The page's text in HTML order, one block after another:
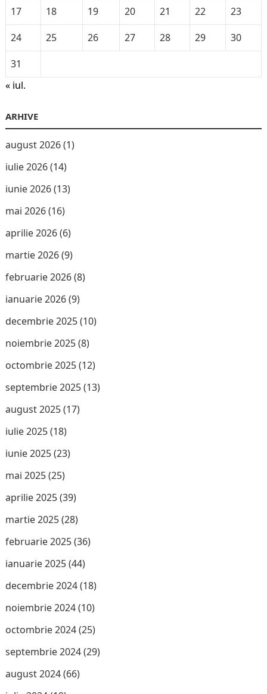
17
18 19 20 21 22
23
24
25 26 27 28 29
30
31
« iul.
ARHIVE
august 2026(1)
iulie 2026(14)
iunie 2026(13)
mai 2026(16)
aprilie 2026(6)
martie 2026(9)
februarie 2026(8)
ianuarie 2026(9)
decembrie 2025(10)
noiembrie 2025(8)
octombrie 2025(12)
septembrie 2025(13)
august 2025(17)
iulie 2025(18)
iunie 2025(23)
mai 2025(25)
aprilie 2025(39)
martie 2025(28)
februarie 2025(36)
ianuarie 2025(44)
decembrie 2024(18)
noiembrie 2024(10)
octombrie 2024(25)
septembrie 2024(29)
august 2024(66)